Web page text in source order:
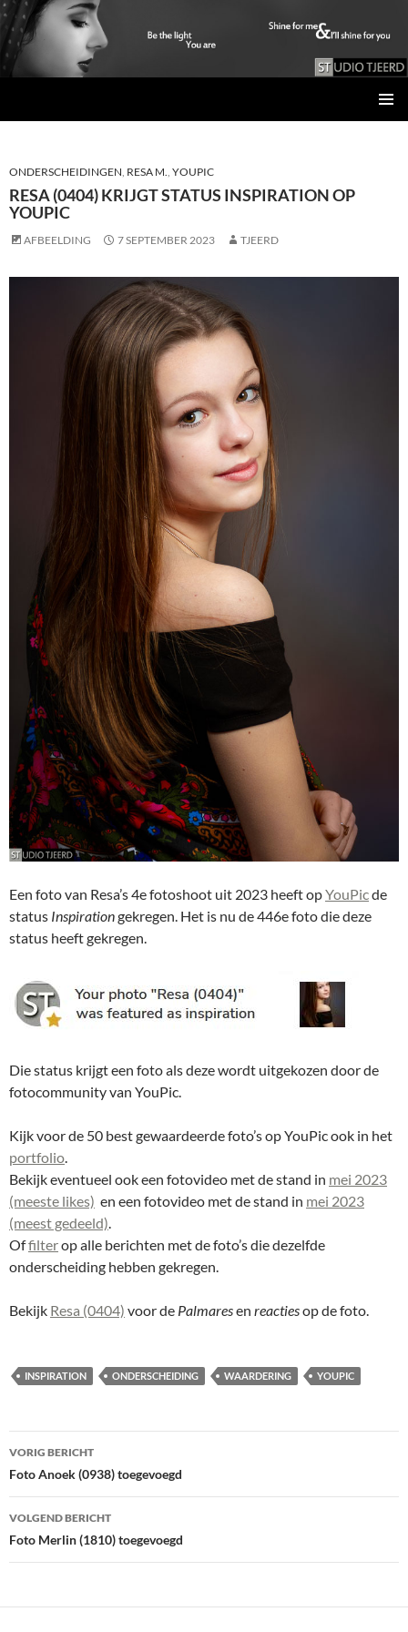
INHOUD
ONDERSCHEIDINGEN, RESA M., YOUPIC
RESA (0404) KRIJGT STATUS INSPIRATION OP
YOUPIC
AFBEELDING 7 SEPTEMBER 2023 TJEERD
Een foto van Resa’s 4e fotoshoot uit 2023 heeft opYouPicde
status Inspirationgekregen. Het is nu de 446e foto die deze
status heeft gekregen.
Die status krijgt een foto als deze wordt uitgekozen door de
fotocommunity van YouPic.
Kijk voor de 50 best gewaardeerde foto’s op YouPic ook in het
portfolio.
Bekijk eventueel ook een fotovideo met de stand in mei 2023
(meeste likes) en een fotovideo met de stand in mei 2023
(meest gedeeld).
Offilterop alle berichten met de foto’s die dezelfde
onderscheiding hebben gekregen.
Bekijk Resa (0404) voor de Palmaresen reactiesop de foto.
INSPIRATION ONDERSCHEIDING WAARDERING YOUPIC
Bericht
navigatie
VORIG BERICHT
Foto Anoek (0938) toegevoegd
VOLGEND BERICHT
Foto Merlin (1810) toegevoegd